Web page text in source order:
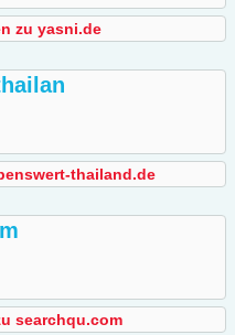
zu yasni.de
thailand.de
searchqu.com